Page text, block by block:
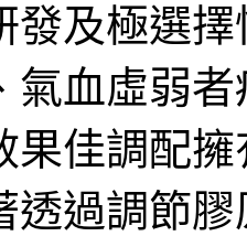
發及極選
氣血虛弱
果佳調配
透過調節